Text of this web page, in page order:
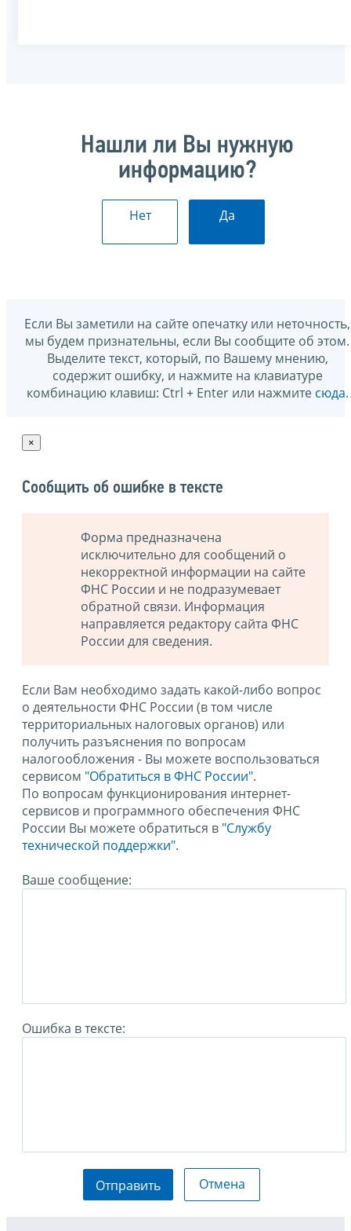
Нашли ли Вы нужную
информацию?
Нет Да
Если Вы заметили на сайте опечатку или неточность,
мы будем признательны, если Вы сообщите об этом.
Выделите текст, который, по Вашему мнению,
содержит ошибку, и нажмите на клавиатуре
комбинацию клавиш: Ctrl + Enter или нажмите сюда.
×
Сообщить об ошибке в тексте
Форма предназначена
исключительно для сообщений о
некорректной информации на сайте
ФНС России и не подразумевает
обратной связи. Информация
направляется редактору сайта ФНС
России для сведения.
Если Вам необходимо задать какой-либо вопрос
о деятельности ФНС России (в том числе
территориальных налоговых органов) или
получить разъяснения по вопросам
налогообложения - Вы можете воспользоваться
сервисом "Обратиться в ФНС России".
По вопросам функционирования интернет-
сервисов и программного обеспечения ФНС
России Вы можете обратиться в "Службу
технической поддержки".
Ваше сообщение:
Ошибка в тексте:
Отправить Отмена